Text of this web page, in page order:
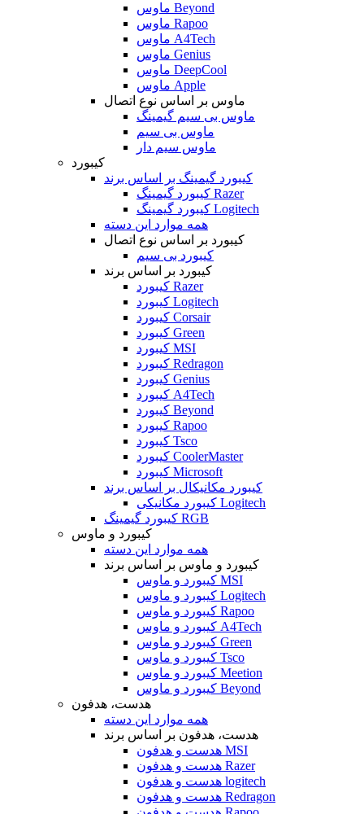
ماوس Beyond
ماوس Rapoo
ماوس A4Tech
ماوس Genius
ماوس DeepCool
ماوس Apple
ماوس بر اساس نوع اتصال
ماوس بی سیم گیمینگ
ماوس بی سیم
ماوس سیم دار
کیبورد
کیبورد گیمینگ بر اساس برند
کیبورد گیمینگ Razer
کیبورد گیمینگ Logitech
همه موارد این دسته
کیبورد بر اساس نوع اتصال
کیبورد بی سیم
کیبورد بر اساس برند
کیبورد Razer
کیبورد Logitech
کیبورد Corsair
کیبورد Green
کیبورد MSI
کیبورد Redragon
کیبورد Genius
کیبورد A4Tech
کیبورد Beyond
کیبورد Rapoo
کیبورد Tsco
کیبورد CoolerMaster
کیبورد Microsoft
کیبورد مکانیکال بر اساس برند
کیبورد مکانیکی Logitech
کیبورد گیمینگ RGB
کیبورد و ماوس
همه موارد این دسته
کیبورد و ماوس بر اساس برند
کیبورد و ماوس MSI
کیبورد و ماوس Logitech
کیبورد و ماوس Rapoo
کیبورد و ماوس A4Tech
کیبورد و ماوس Green
کیبورد و ماوس Tsco
کیبورد و ماوس Meetion
کیبورد و ماوس Beyond
هدست، هدفون
همه موارد این دسته
هدست، هدفون بر اساس برند
هدست و هدفون MSI
هدست و هدفون Razer
هدست و هدفون logitech
هدست و هدفون Redragon